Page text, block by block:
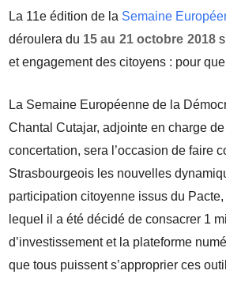
La 11e édition de la Semaine
déroulera du 15 au 21 octobre 2018
et engagement des citoyens : pour
La Semaine Européenne de la
Chantal Cutajar, adjointe en charge
concertation, sera l’occasion de faire
Strasbourgeois les nouvelles
participation citoyenne issus du
lequel il a été décidé de consacrer 1
d’investissement et la plateforme
que tous puissent s’approprier ces